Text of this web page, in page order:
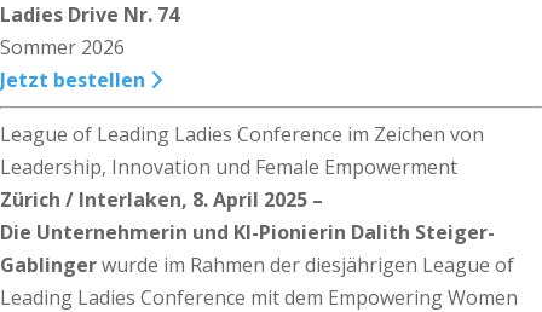
Ladies Drive Nr. 74
Sommer 2026
Jetzt bestellen
League of Leading Ladies Conference im Zeichen von
Leadership, Innovation und Female Empowerment
Zürich / Interlaken, 8. April 2025 –
Die Unternehmerin und KI-Pionierin Dalith Steiger-
Gablingerwurde im Rahmen der diesjährigen League of
Leading Ladies Conference mit dem Empowering Women